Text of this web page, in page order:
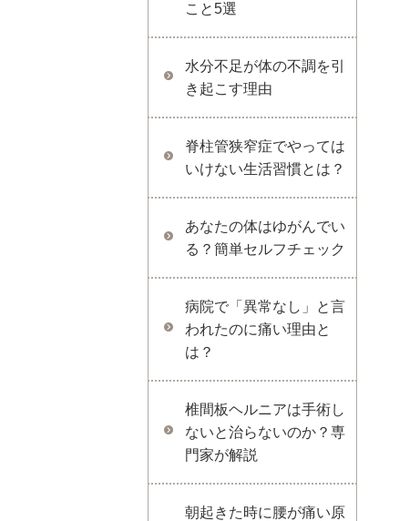
こと5選
水分不足が体の不調を引
き起こす理由
脊柱管狭窄症でやっては
いけない生活習慣とは？
あなたの体はゆがんでい
る？簡単セルフチェック
病院で「異常なし」と言
われたのに痛い理由と
は？
椎間板ヘルニアは手術し
ないと治らないのか？専
門家が解説
朝起きた時に腰が痛い原